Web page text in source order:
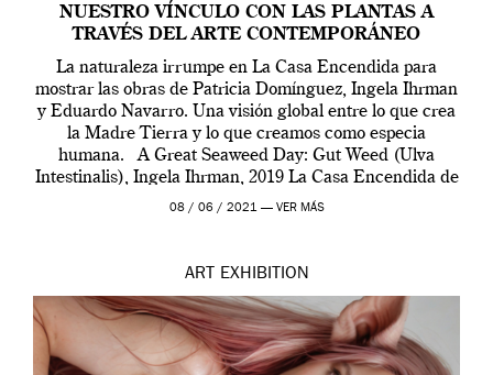
NUESTRO VÍNCULO CON LAS PLANTAS A
TRAVÉS DEL ARTE CONTEMPORÁNEO
La naturaleza irrumpe en La Casa Encendida para
mostrar las obras de Patricia Domínguez, Ingela Ihrman
y Eduardo Navarro. Una visión global entre lo que crea
la Madre Tierra y lo que creamos como especia
humana. A Great Seaweed Day: Gut Weed (Ulva
Intestinalis), Ingela Ihrman, 2019 La Casa Encendida de
Madrid y la Wellcome […]
08 / 06 / 2021 — VER MÁS
ART EXHIBITION